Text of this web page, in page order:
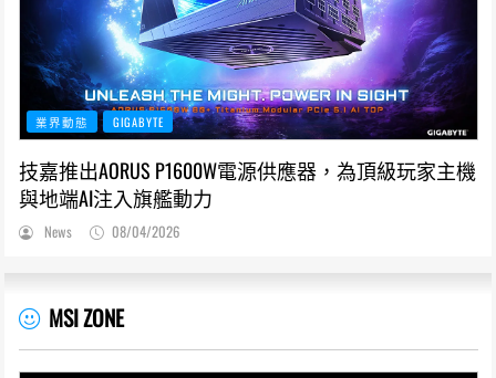
業界動態 GIGABYTE
技嘉推出AORUS P1600W電源供應器，為頂級玩家主機
與地端AI注入旗艦動力
News 08/04/2026
MSI ZONE